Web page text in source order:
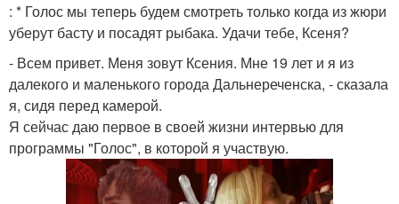
: * Голос мы теперь будем смотреть только когда из жюри
уберут басту и посадят рыбака. Удачи тебе, Ксеня?
- Всем привет. Меня зовут Ксения. Мне 19 лет и я из
далекого и маленького города Дальнереченска, - сказала
я, сидя перед камерой.
Я сейчас даю первое в своей жизни интервью для
программы "Голос", в которой я участвую.